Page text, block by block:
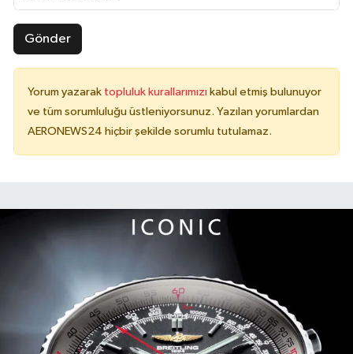
Gönder
Yorum yazarak topluluk kurallarımızı kabul etmiş bulunuyor
ve tüm sorumluluğu üstleniyorsunuz. Yazılan yorumlardan
AERONEWS24 hiçbir şekilde sorumlu tutulamaz.